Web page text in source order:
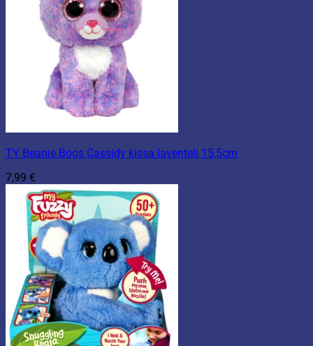
TY Beanie Boos Cassidy kissa laventeli 15,5cm
7,99 €